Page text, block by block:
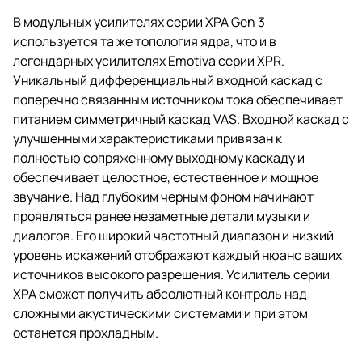
В модульных усилителях серии XPA Gen 3
используется та же топология ядра, что и в
легендарных усилителях Emotiva серии XPR.
Уникальный дифференциальный входной каскад с
поперечно связанным источником тока обеспечивает
питанием симметричный каскад VAS. Входной каскад с
улучшенными характеристиками привязан к
полностью сопряженному выходному каскаду и
обеспечивает целостное, естественное и мощное
звучание. Над глубоким черным фоном начинают
проявляться ранее незаметные детали музыки и
диалогов. Его широкий частотный диапазон и низкий
уровень искажений отображают каждый нюанс ваших
источников высокого разрешения. Усилитель серии
XPA сможет получить абсолютный контроль над
сложными акустическими системами и при этом
останется прохладным.